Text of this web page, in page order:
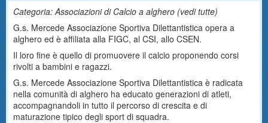
Categoria: Associazioni di Calcio a alghero (vedi tutte)
G.s. Mercede Associazione Sportiva Dilettantistica opera a
alghero ed è affiliata alla FIGC, al CSI, allo CSEN.
Il loro fine è quello di promuovere il calcio proponendo corsi
rivolti a bambini e ragazzi.
G.s. Mercede Associazione Sportiva Dilettantistica è radicata
nella comunità di alghero ha educato generazioni di atleti,
accompagnandoli in tutto il percorso di crescita e di
maturazione tipico degli sport di squadra.